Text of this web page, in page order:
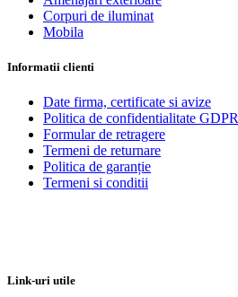
Corpuri de iluminat
Mobila
Informatii clienti
Date firma, certificate si avize
Politica de confidentialitate GDPR
Formular de retragere
Termeni de returnare
Politica de garanție
Termeni si conditii
Link-uri utile